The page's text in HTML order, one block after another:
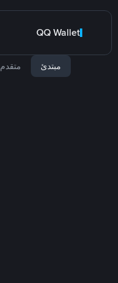
QQ Wallet
مبتدئ متقدم